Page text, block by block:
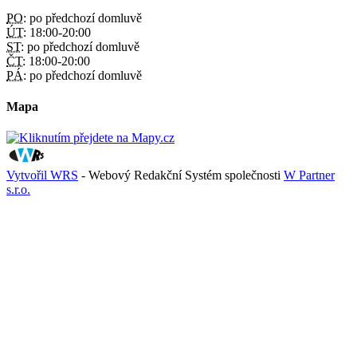
PO: po předchozí domluvě
ÚT: 18:00-20:00
ST: po předchozí domluvě
ČT: 18:00-20:00
PÁ: po předchozí domluvě
Mapa
Vytvořil WRS - Webový Redakční Systém společnosti W Partner
s.r.o.